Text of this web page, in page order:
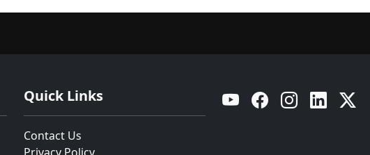
Quick Links
Contact Us
Privacy Policy
YouTube Facebook Instagram